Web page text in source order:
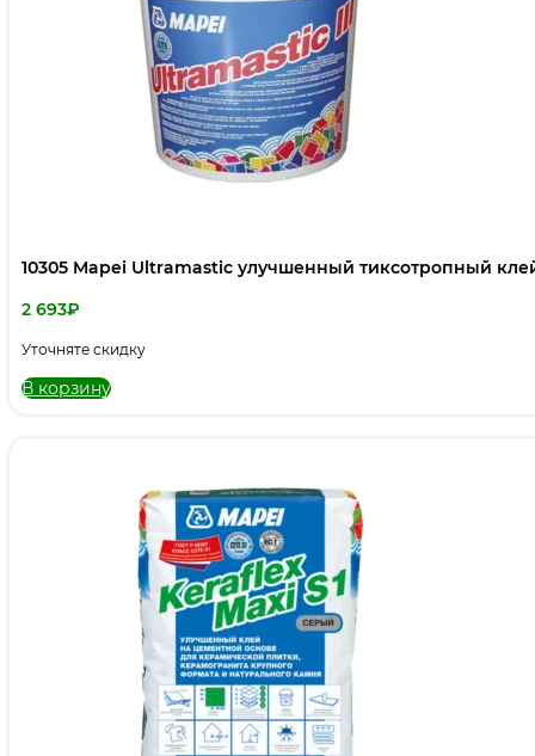
10305 Mapei Ultramastic улучшенный тиксотропный
2 693₽
Уточняте скидку
В корзину